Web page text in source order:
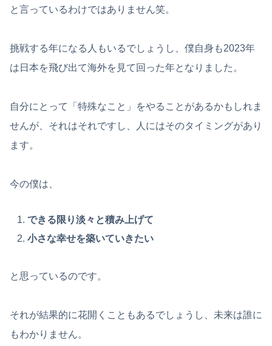
と言っているわけではありません笑。
挑戦する年になる人もいるでしょうし、僕自身も2023年
は日本を飛び出て海外を見て回った年となりました。
自分にとって「特殊なこと」をやることがあるかもしれま
せんが、それはそれですし、人にはそのタイミングがあり
ます。
今の僕は、
できる限り淡々と積み上げて
小さな幸せを築いていきたい
と思っているのです。
それが結果的に花開くこともあるでしょうし、未来は誰に
もわかりません。